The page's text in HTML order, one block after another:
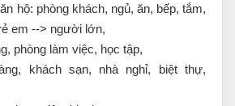
hộ: phòng khách, ngủ, ăn, bếp, tắm,
em --> người lớn,
phòng làm việc, học tập,
khách sạn, nhà nghỉ, biệt thự,